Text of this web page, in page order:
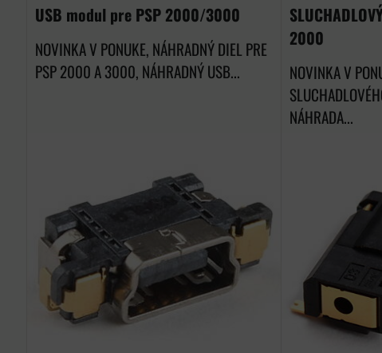
USB modul pre PSP 2000/3000
NOVINKA V PONUKE, NÁHRADNÝ DIEL PRE
PSP 2000 A 3000, NÁHRADNÝ USB...
2000
NOVINKA V
NÁHRADA...